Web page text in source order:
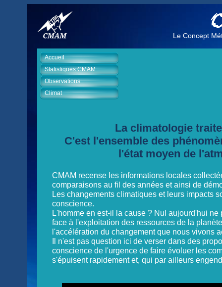
Le Concept
Accueil
Statistiques CMAM
Observations
Climat
La climatologie
C'est l'ensemble des
l'état moyen de
CMAM recense les informations locales
comparaisons au fil des années et ainsi de
Les changements climatiques et leurs impacts
conscience.
L'homme en est-il la cause ? Nul aujourd'hui
face à l'exploitation des ressources de la
l'accélération du changement que nous vivons
Il n'est pas question ici de verser dans des
conscience de l'urgence de faire évoluer les
s'épuisent rapidement et, qui par ailleurs